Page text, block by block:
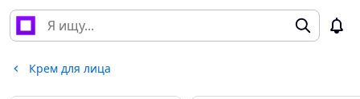
Крем для лица